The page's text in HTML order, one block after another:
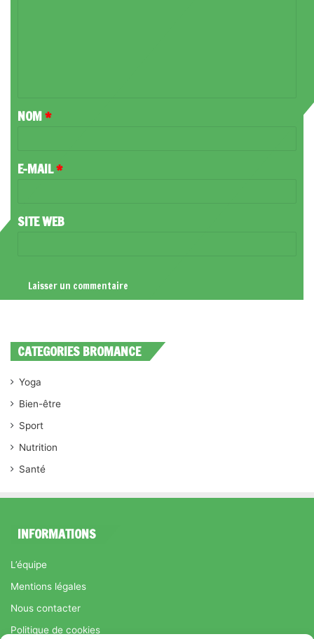
A
R
NOM*
E-MAIL*
SITE WEB
CATEGORIES BROMANCE
Yoga
Bien-être
Sport
Nutrition
Santé
INFORMATIONS
L’équipe
Mentions légales
Nous contacter
Politique de cookies